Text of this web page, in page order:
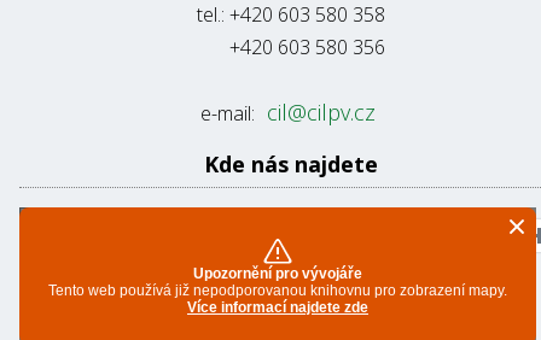
tel.: +420 603 580 358
+420 603 580 356
e-mail: cil@cilpv.cz
Kde nás najdete